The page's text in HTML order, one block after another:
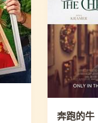
奔跑的牛